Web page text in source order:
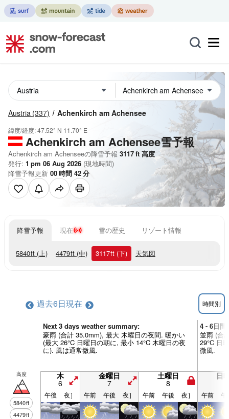
Austria (337) Achenkirch am Achensee
緯度/経度:47.52° N 11.70° E
Achenkirch am Achensee雪予報
Achenkirch am Achenseeの降雪予報 3117ft 高度
発行: 1 pm 06 Aug 2026 (現地時間)
降雪予報更新 00時間 42分
降雪予報 現在 雪の歴史 リゾート情報
5840ft (上) 4479ft (中) 3117ft (下) 天気図
過去6日現在 時間別
Next 3 days weather summary:
豪雨 (合計 35.0mm), 最大 木曜日の夜間. 暖かい
(最大 26°C 日曜日の朝に, 最小 14°C 木曜日の夜
に). 風は通常微風.
4 - 6日
並雨 (合
29°C 日
微風.
高度
5840ft
4479ft
木
6
金曜日
7
土曜日
8
日
午後 夜］ 午前 午後 夜］ 午前 午後 夜］ 午前 午